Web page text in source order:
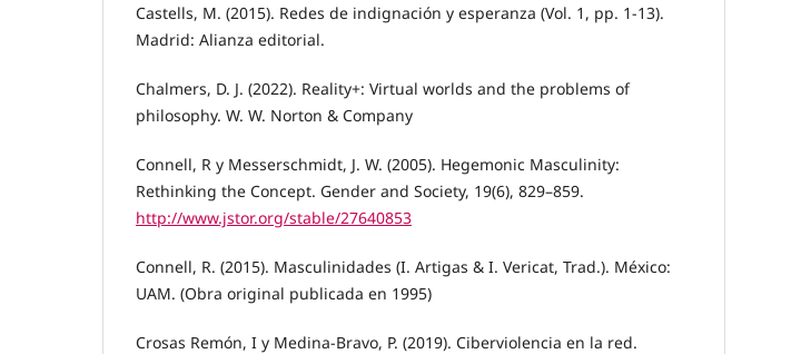
Castells, M. (2015). Redes de indignación y esperanza (Vol. 1, pp. 1-13).
Madrid: Alianza editorial.
Chalmers, D. J. (2022). Reality+: Virtual worlds and the problems of
philosophy. W. W. Norton & Company
Connell, R y Messerschmidt, J. W. (2005). Hegemonic Masculinity:
Rethinking the Concept. Gender and Society, 19(6), 829–859.
http://www.jstor.org/stable/27640853
Connell, R. (2015). Masculinidades (I. Artigas & I. Vericat, Trad.). México:
UAM. (Obra original publicada en 1995)
Crosas Remón, I y Medina-Bravo, P. (2019). Ciberviolencia en la red.